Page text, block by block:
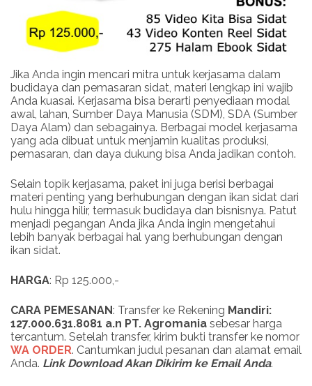
Jika Anda ingin mencari mitra untuk kerjasama dalam
budidaya dan pemasaran sidat, materi lengkap ini wajib
Anda kuasai. Kerjasama bisa berarti penyediaan modal
awal, lahan, Sumber Daya Manusia (SDM), SDA (Sumber
Daya Alam) dan sebagainya. Berbagai model kerjasama
yang ada dibuat untuk menjamin kualitas produksi,
pemasaran, dan daya dukung bisa Anda jadikan contoh.
Selain topik kerjasama, paket ini juga berisi berbagai
materi penting yang berhubungan dengan ikan sidat dari
hulu hingga hilir, termasuk budidaya dan bisnisnya. Patut
menjadi pegangan Anda jika Anda ingin mengetahui
lebih banyak berbagai hal yang berhubungan dengan
ikan sidat.
HARGA: Rp 125.000,-
CARA PEMESANAN: Transfer ke Rekening Mandiri:
127.000.631.8081 a.n PT. Agromania sebesar harga
tercantum. Setelah transfer, kirim bukti transfer ke nomor
WA ORDER. Cantumkan judul pesanan dan alamat email
Anda. Link Download Akan Dikirim ke Email Anda.